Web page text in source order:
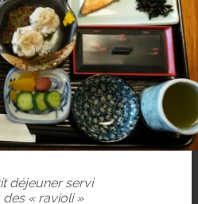
déjeuner servi
« ravioli »